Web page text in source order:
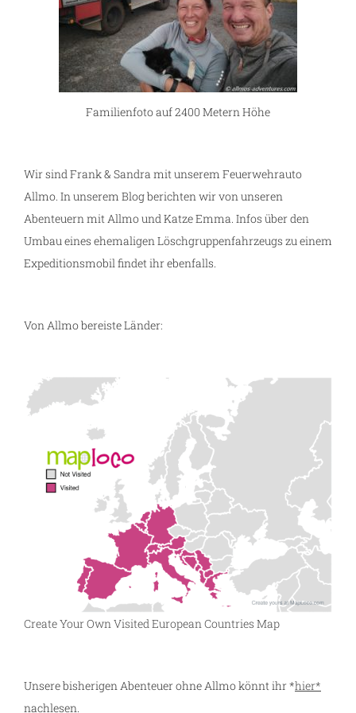
Familienfoto auf 2400 Metern Höhe
Wir sind Frank & Sandra mit unserem Feuerwehrauto
Allmo. In unserem Blog berichten wir von unseren
Abenteuern mit Allmo und Katze Emma. Infos über den
Umbau eines ehemaligen Löschgruppenfahrzeugs zu einem
Expeditionsmobil findet ihr ebenfalls.
Von Allmo bereiste Länder:
Create Your Own Visited European Countries Map
Unsere bisherigen Abenteuer ohne Allmo könnt ihr *hier*
nachlesen.